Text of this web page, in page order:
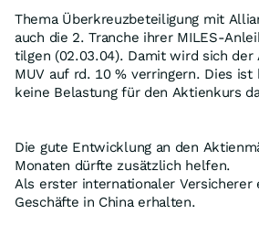
Thema Überkreuzbeteiligung mit
auch die 2. Tranche ihrer MILES-
tilgen (02.03.04). Damit wird sich der
MUV auf rd. 10 % verringern. Dies
keine Belastung für den Aktienkurs
Die gute Entwicklung an den
Monaten dürfte zusätzlich helfen.
Als erster internationaler Versicherer
Geschäfte in China erhalten.